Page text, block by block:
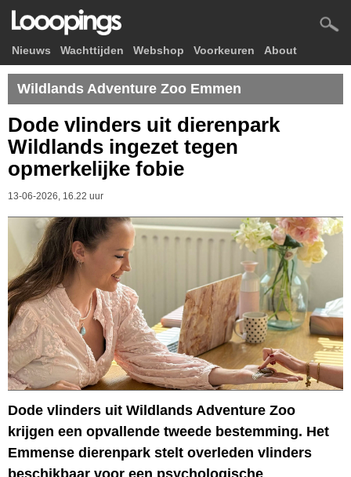
Nieuws Wachttijden Webshop Voorkeuren About
Wildlands Adventure Zoo Emmen
Dode vlinders uit dierenpark
Wildlands ingezet tegen
opmerkelijke fobie
13-06-2026, 16.22 uur
Dode vlinders uit Wildlands Adventure Zoo
krijgen een opvallende tweede bestemming. Het
Emmense dierenpark stelt overleden vlinders
beschikbaar voor een psychologische